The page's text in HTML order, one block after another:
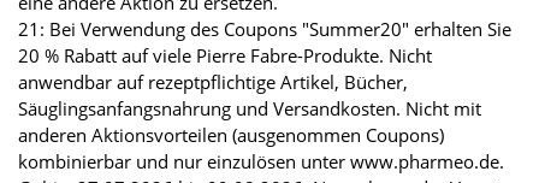
21: Bei Verwendung des Coupons "Summer20" erhalten Sie
20 % Rabatt auf viele Pierre Fabre-Produkte. Nicht
anwendbar auf rezeptpflichtige Artikel, Bücher,
Säuglingsanfangsnahrung und Versandkosten. Nicht mit
anderen Aktionsvorteilen (ausgenommen Coupons)
kombinierbar und nur einzulösen unter www.pharmeo.de.